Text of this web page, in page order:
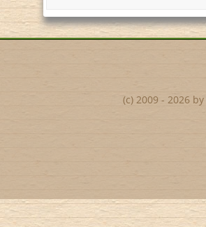
(c) 2009 - 2026 by